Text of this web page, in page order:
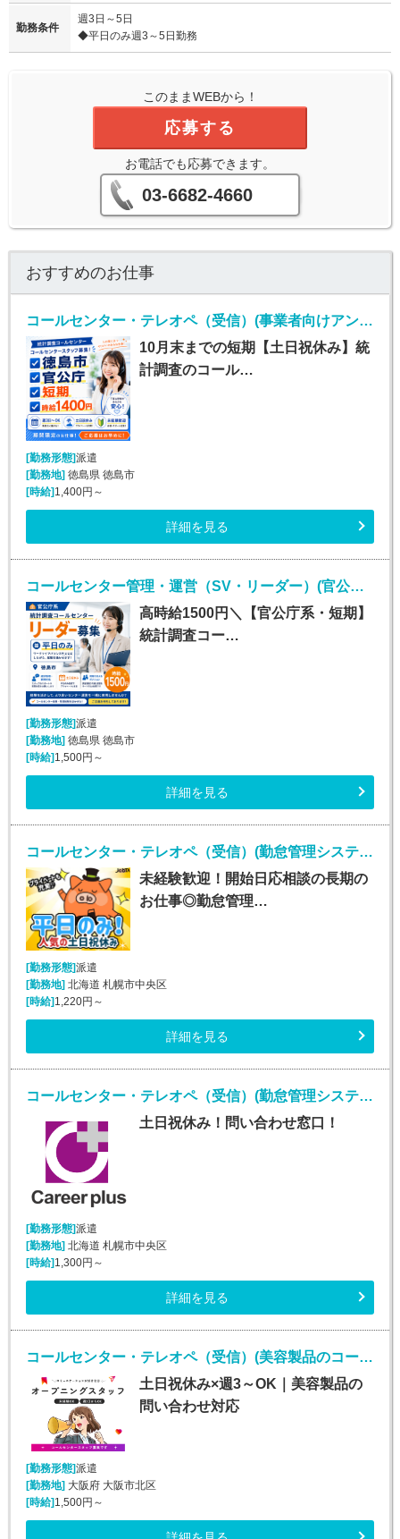
勤務条件
週3日～5日
◆平日のみ週3～5日勤務
このままWEBから！
応募する
お電話でも応募できます。
03-6682-4660
おすすめのお仕事
コールセンター・テレオペ（受信）(事業者向けアンケート不備確認のお仕事)
10月末までの短期【土日祝休み】統
計調査のコール…
[勤務形態]派遣
[勤務地]徳島県 徳島市
[時給]1,400円～
詳細を見る
コールセンター管理・運営（SV・リーダー）(官公庁関連の確認電話・データ入力業務リーダー（管理者）)
高時給1500円＼【官公庁系・短期】
統計調査コー…
[勤務形態]派遣
[勤務地]徳島県 徳島市
[時給]1,500円～
詳細を見る
コールセンター・テレオペ（受信）(勤怠管理システムヘルプデスク)
未経験歓迎！開始日応相談の長期の
お仕事◎勤怠管理…
[勤務形態]派遣
[勤務地] 北海道 札幌市中央区
[時給] 1,220円～
詳細を見る
コールセンター・テレオペ（受信）(勤怠管理システムヘルプデスク)
土日祝休み！問い合わせ窓口！
[勤務形態]派遣
[勤務地] 北海道 札幌市中央区
[時給] 1,300円～
詳細を見る
コールセンター・テレオペ（受信）(美容製品のコールセンタースタッフ)
土日祝休み×週3～OK｜美容製品の
問い合わせ対応
[勤務形態]派遣
[勤務地]大阪府 大阪市北区
[時給]1,500円～